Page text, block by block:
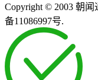
Copyright © 2003 朝
备11086997号.